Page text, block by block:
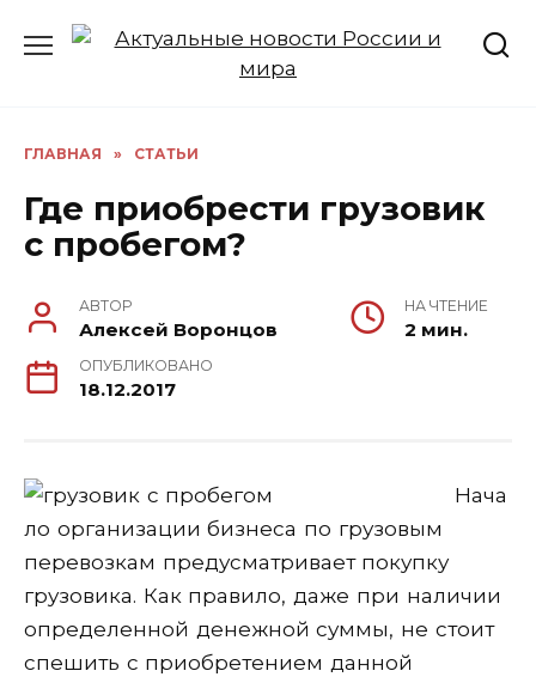
ГЛАВНАЯ » СТАТЬИ
Где приобрести грузовик
с пробегом?
АВТОР
Алексей Воронцов
НА ЧТЕНИЕ
2 мин.
ОПУБЛИКОВАНО
18.12.2017
Нача
ло организации бизнеса по грузовым
перевозкам предусматривает покупку
грузовика. Как правило, даже при наличии
определенной денежной суммы, не стоит
спешить с приобретением данной